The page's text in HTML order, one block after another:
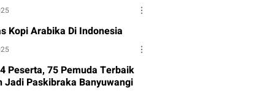
Kopi Arabika Di Indonesia
Peserta, 75 Pemuda Terbaik
Jadi Paskibraka Banyuwangi